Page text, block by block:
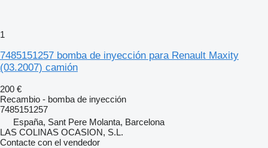
1
7485151257 bomba de inyección para Renault Maxity
(03.2007) camión
200 €
Recambio - bomba de inyección
7485151257
España, Sant Pere Molanta, Barcelona
LAS COLINAS OCASION, S.L.
Contacte con el vendedor